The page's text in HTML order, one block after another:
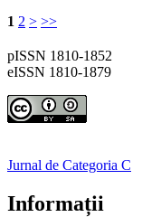
1 2 > >>
pISSN 1810-1852
eISSN 1810-1879
Jurnal de Categoria C
Informații